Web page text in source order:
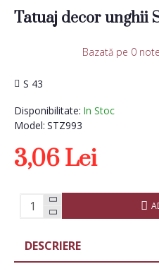
Tatuaj decor unghii
Disponibilitate: In Stoc
Model: STZ993
S 43
Bazată pe 0
3,06 Lei
DESCRIERE